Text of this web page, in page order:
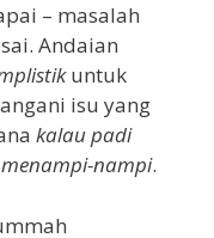
– masalah
Andaian
untuk
isu yang
kalau padi
nampi.